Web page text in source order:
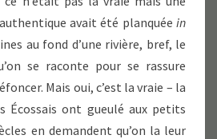
avait été planquée in
au fond d’une rivière, bref, le
se raconte pour se rassure
Mais oui, c’est la vraie – la
Écossais ont gueulé aux petits
en demandent qu’on la leur